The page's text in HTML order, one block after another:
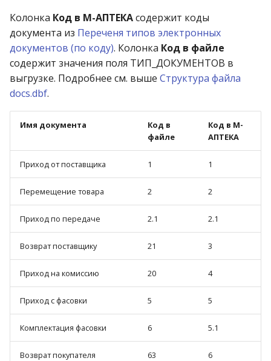
Колонка Код в М-АПТЕКАсодержит коды
документа из Переченя типов электронных
документов (по коду). Колонка Код в файле
содержит значения поля ТИП_ДОКУМЕНТОВ в
выгрузке. Подробнее см. выше Структура файла
docs.dbf.
Имя документа
Код в
файле
Код в М-
АПТЕКА
Приход от поставщика 1 1
Перемещение товара 2 2
Приход по передаче 2.1 2.1
Возврат поставщику 21 3
Приход на комиссию 20 4
Приход с фасовки 5 5
Комплектация фасовки 6 5.1
Возврат покупателя 63 6